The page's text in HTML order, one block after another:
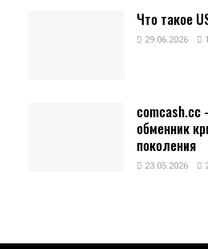
Что такое
29.06.2026
обменник
поколения
23.05.2026